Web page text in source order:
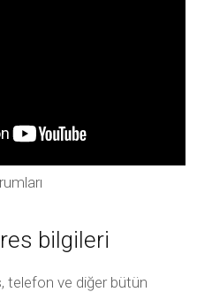
bilgileri
telefon ve diğer bütün